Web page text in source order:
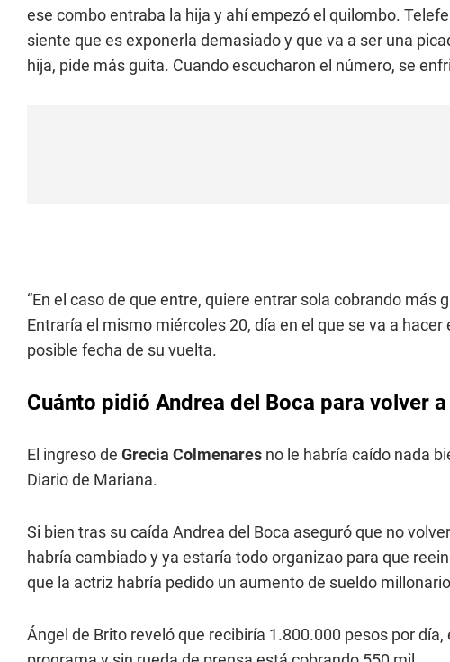
ese combo entraba la hija y ahí empezó el quilombo.
siente que es exponerla demasiado y que va a ser una
hija, pide más guita. Cuando escucharon el número, se
“En el caso de que entre, quiere entrar sola cobrando
Entraría el mismo miércoles 20, día en el que se va a
posible fecha de su vuelta.
Cuánto pidió Andrea del Boca para volver
El ingreso de Grecia Colmenares no le habría caído nada
Diario de Mariana.
Si bien tras su caída Andrea del Boca aseguró que no
habría cambiado y ya estaría todo organizao para que
que la actriz habría pedido un aumento de sueldo
Ángel de Brito reveló que recibiría 1.800.000 pesos por